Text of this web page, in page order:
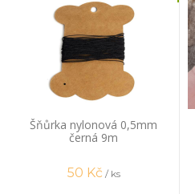
Šňůrka nylonová 0,5mm
černá 9m
50 Kč / ks